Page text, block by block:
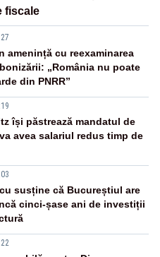
fiscale
amenință cu reexaminarea
„România nu poate
din PNRR”
își păstrează mandatul de
avea salariul redus timp de
susține că Bucureștiul are
cinci-șase ani de investiții